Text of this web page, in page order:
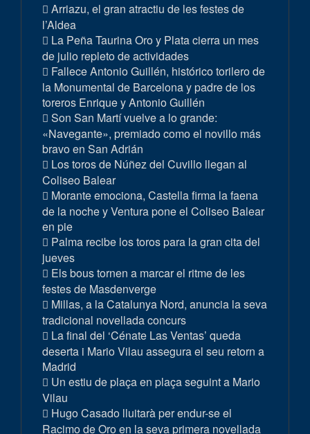
Arriazu, el gran atractiu de les festes de
l’Aldea
La Peña Taurina Oro y Plata cierra un mes
de julio repleto de actividades
Fallece Antonio Guillén, histórico torilero de
la Monumental de Barcelona y padre de los
toreros Enrique y Antonio Guillén
Son San Martí vuelve a lo grande:
«Navegante», premiado como el novillo más
bravo en San Adrián
Los toros de Núñez del Cuvillo llegan al
Coliseo Balear
Morante emociona, Castella firma la faena
de la noche y Ventura pone el Coliseo Balear
en pie
Palma recibe los toros para la gran cita del
jueves
Els bous tornen a marcar el ritme de les
festes de Masdenverge
Millas, a la Catalunya Nord, anuncia la seva
tradicional novellada concurs
La final del ‘Cénate Las Ventas’ queda
deserta i Mario Vilau assegura el seu retorn a
Madrid
Un estiu de plaça en plaça seguint a Mario
Vilau
Hugo Casado lluitarà per endur-se el
Racimo de Oro en la seva primera novellada